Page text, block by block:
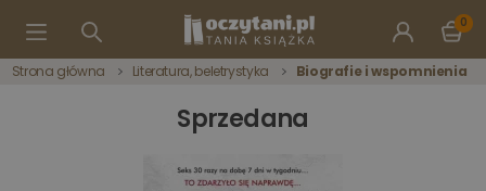
0
Strona główna Literatura, beletrystyka Biografie i wspomnienia
Sprzedana